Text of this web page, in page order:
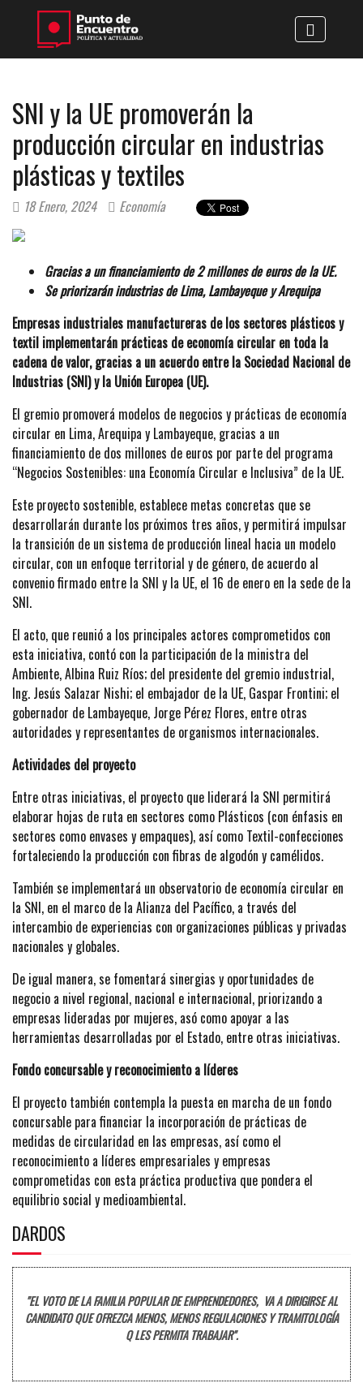
SNI y la UE promoverán la
producción circular en industrias
plásticas y textiles
18 Enero, 2024 Economía
Gracias a un financiamiento de 2 millones de euros de la UE.
Se priorizarán industrias de Lima, Lambayeque y Arequipa
Empresas industriales manufactureras de los sectores plásticos y
textil implementarán prácticas de economía circular en toda la
cadena de valor, gracias a un acuerdo entre la Sociedad Nacional de
Industrias (SNI) y la Unión Europea (UE).
El gremio promoverá modelos de negocios y prácticas de economía
circular en Lima, Arequipa y Lambayeque, gracias a un
financiamiento de dos millones de euros por parte del programa
“Negocios Sostenibles: una Economía Circular e Inclusiva” de la UE.
Este proyecto sostenible, establece metas concretas que se
desarrollarán durante los próximos tres años, y permitirá impulsar
la transición de un sistema de producción lineal hacia un modelo
circular, con un enfoque territorial y de género, de acuerdo al
convenio firmado entre la SNI y la UE, el 16 de enero en la sede de la
SNI.
El acto, que reunió a los principales actores comprometidos con
esta iniciativa, contó con la participación de la ministra del
Ambiente, Albina Ruiz Ríos; del presidente del gremio industrial,
Ing. Jesús Salazar Nishi; el embajador de la UE, Gaspar Frontini; el
gobernador de Lambayeque, Jorge Pérez Flores, entre otras
autoridades y representantes de organismos internacionales.
Actividades del proyecto
Entre otras iniciativas, el proyecto que liderará la SNI permitirá
elaborar hojas de ruta en sectores como Plásticos (con énfasis en
sectores como envases y empaques), así como Textil-confecciones
fortaleciendo la producción con fibras de algodón y camélidos.
También se implementará un observatorio de economía circular en
la SNI, en el marco de la Alianza del Pacífico, a través del
intercambio de experiencias con organizaciones públicas y privadas
nacionales y globales.
De igual manera, se fomentará sinergias y oportunidades de
negocio a nivel regional, nacional e internacional, priorizando a
empresas lideradas por mujeres, asó como apoyar a las
herramientas desarrolladas por el Estado, entre otras iniciativas.
Fondo concursable y reconocimiento a líderes
El proyecto también contempla la puesta en marcha de un fondo
concursable para financiar la incorporación de prácticas de
medidas de circularidad en las empresas, así como el
reconocimiento a líderes empresariales y empresas
comprometidas con esta práctica productiva que pondera el
equilibrio social y medioambiental.
DARDOS
"EL VOTO DE LA FAMILIA POPULAR DE EMPRENDEDORES, VA A DIRIGIRSE AL
CANDIDATO QUE OFREZCA MENOS, MENOS REGULACIONES Y TRAMITOLOGÍA
Q LES PERMITA TRABAJAR".